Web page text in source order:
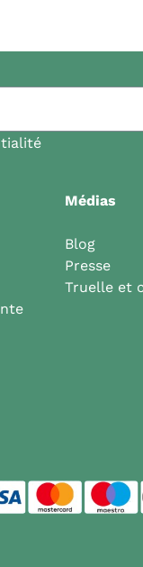
Médias
Blog
Presse
Truelle et